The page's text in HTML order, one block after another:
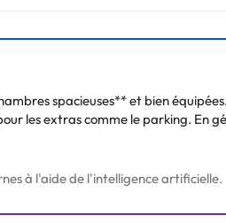
spacieuses** et bien
les extras comme le parking. En
à l'aide de l'intelligence artificielle.